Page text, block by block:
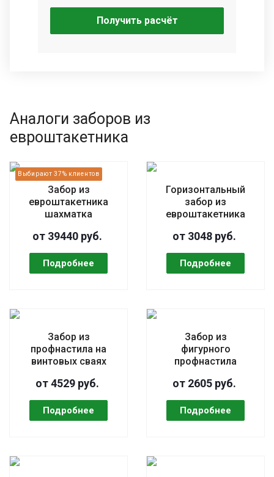
Получить расчёт
Аналоги заборов из
евроштакетника
Забор из
евроштакетника
шахматка
от 39440 руб.
Горизонтальный
забор из
евроштакетника
от 3048 руб.
Забор из
профнастила на
винтовых сваях
от 4529 руб.
Забор из
фигурного
профнастила
от 2605 руб.